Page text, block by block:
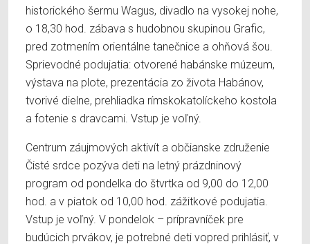
historického šermu Wagus, divadlo na vysokej nohe,
o 18,30 hod. zábava s hudobnou skupinou Grafic,
pred zotmením orientálne tanečnice a ohňová šou.
Sprievodné podujatia: otvorené habánske múzeum,
výstava na plote, prezentácia zo života Habánov,
tvorivé dielne, prehliadka rímskokatolíckeho kostola
a fotenie s dravcami. Vstup je voľný.
Centrum záujmových aktivít a občianske združenie
Čisté srdce pozýva deti na letný prázdninový
program od pondelka do štvrtka od 9,00 do 12,00
hod. a v piatok od 10,00 hod. zážitkové podujatia.
Vstup je voľný. V pondelok – prípravníček pre
budúcich prvákov, je potrebné deti vopred prihlásiť, v